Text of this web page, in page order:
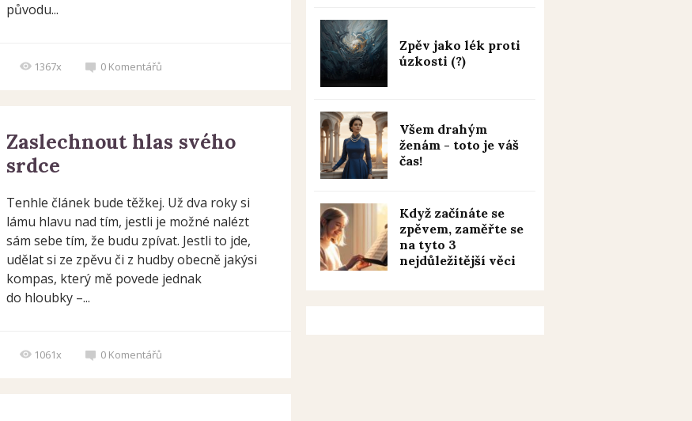
původu...
1367x 0 Komentářů
Zaslechnout hlas svého
srdce
Tenhle článek bude těžkej. Už dva roky si
lámu hlavu nad tím, jestli je možné nalézt
sám sebe tím, že budu zpívat. Jestli to jde,
udělat si ze zpěvu či z hudby obecně jakýsi
kompas, který mě povede jednak
do hloubky –...
1061x 0 Komentářů
Zpěv jako lék proti
úzkosti (?)
Všem drahým
ženám - toto je váš
čas!
Když začínáte se
zpěvem, zaměřte se
na tyto 3
nejdůležitější věci